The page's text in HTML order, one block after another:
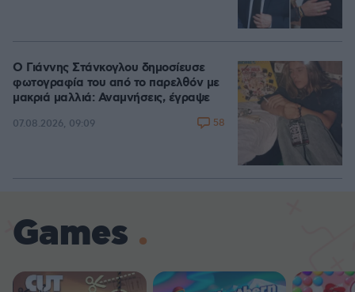
Ο Γιάννης Στάνκογλου δημοσίευσε
φωτογραφία του από το παρελθόν με
μακριά μαλλιά: Αναμνήσεις, έγραψε
07.08.2026, 09:09 58
Games